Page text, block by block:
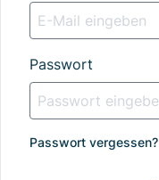
Passwort
Passwort vergessen?